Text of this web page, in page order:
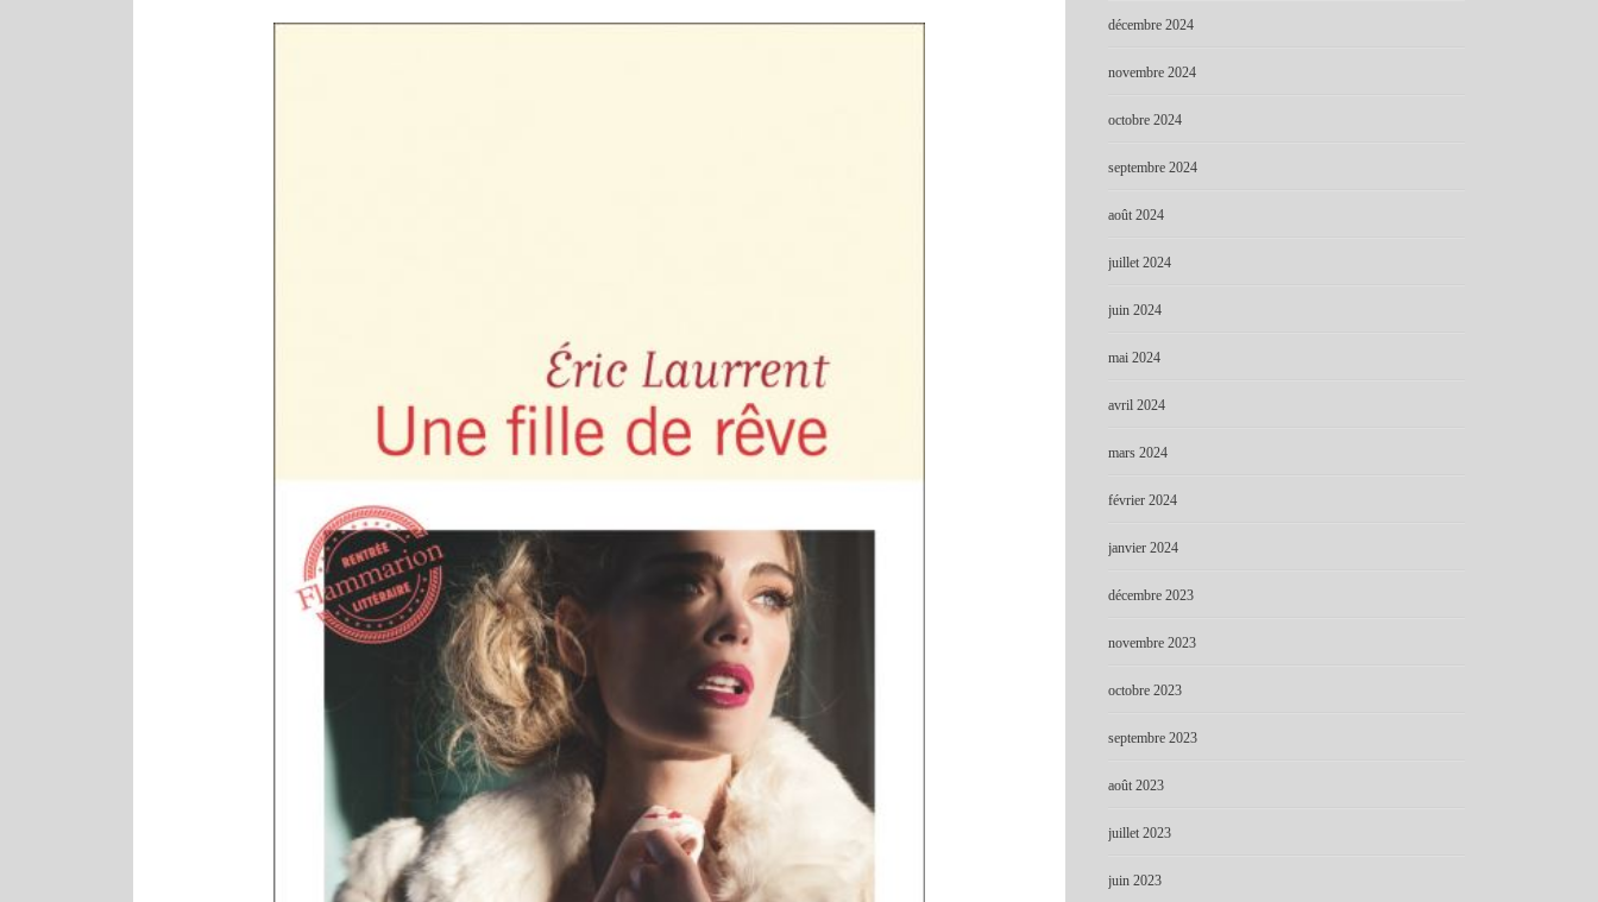
décembre 2024
novembre 2024
octobre 2024
septembre 2024
août 2024
juillet 2024
juin 2024
mai 2024
avril 2024
mars 2024
février 2024
janvier 2024
décembre 2023
novembre 2023
octobre 2023
septembre 2023
août 2023
juillet 2023
juin 2023